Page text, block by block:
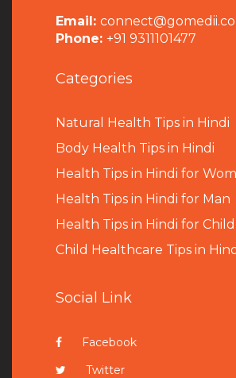
Email:
Phone: +91 9311101477
Categories
Natural Health Tips in Hindi
Body Health Tips in Hindi
Health Tips in Hindi for
Health Tips in Hindi for Man
Health Tips in Hindi for Child
Child Healthcare Tips in
Social Link
Facebook
Twitter